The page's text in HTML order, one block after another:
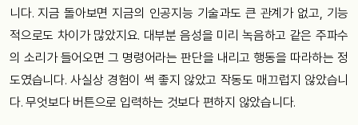
니다. 지금 돌아보면 지금의 인공지능 기술과도 큰 관계가 없고, 기능
적으로도 차이가 많았지요. 대부분 음성을 미리 녹음하고 같은 주파수
의 소리가 들어오면 그 명령어라는 판단을 내리고 행동을 따라하는 정
도였습니다. 사실상 경험이 썩 좋지 않았고 작동도 매끄럽지 않았습니
다. 무엇보다 버튼으로 입력하는 것보다 편하지 않았습니다.